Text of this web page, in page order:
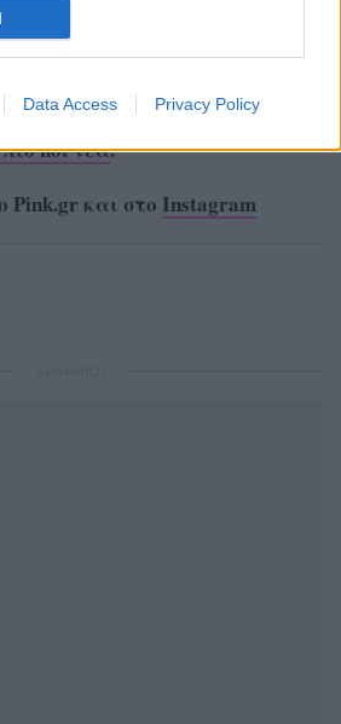
Data Access Privacy Policy
Pink.gr στο Google Newsκαι
hot νέα.
Pink.gr και στο Instagram